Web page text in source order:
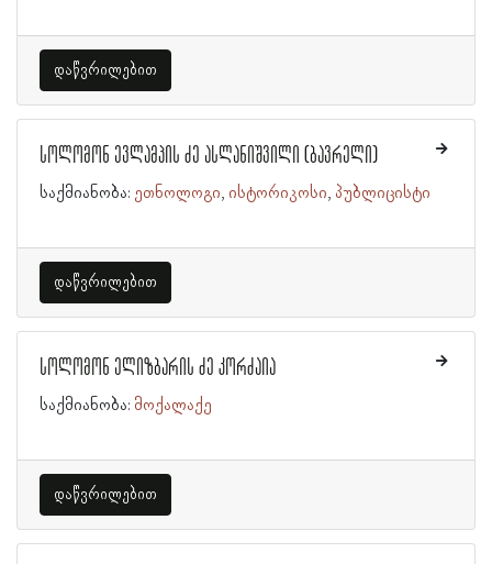
დაწვრილებით
სოლომონ ევლამპის ძე ასლანიშვილი (ბავრელი)
საქმიანობა: ეთნოლოგი ისტორიკოსი პუბლიცისტი
დაწვრილებით
სოლომონ ელიზბარის ძე კორძაია
საქმიანობა: მოქალაქე
დაწვრილებით